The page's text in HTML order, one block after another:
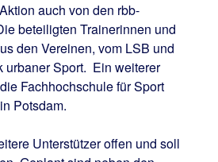
auch von den rbb-
beteiligten Trainerinnen und
den Vereinen, vom LSB und
urbaner Sport. Ein weiterer
Fachhochschule für Sport
Potsdam.
Unterstützer offen und soll